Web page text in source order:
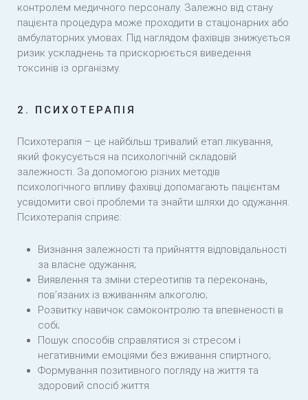
контролем медичного персоналу. Залежно від стану
пацієнта процедура може проходити в стаціонарних або
амбулаторних умовах. Під наглядом фахівців знижується
ризик ускладнень та прискорюється виведення
токсинів із організму.
2. ПСИХОТЕРАПІЯ
Психотерапія – це найбільш тривалий етап лікування,
який фокусується на психологічній складовій
залежності. За допомогою різних методів
психологічного впливу фахівці допомагають пацієнтам
усвідомити свої проблеми та знайти шляхи до одужання.
Психотерапія сприяє:
Визнання залежності та прийняття відповідальності
за власне одужання;
Виявлення та зміни стереотипів та переконань,
пов’язаних із вживанням алкоголю;
Розвитку навичок самоконтролю та впевненості в
собі;
Пошук способів справлятися зі стресом і
негативними емоціями без вживання спиртного;
Формування позитивного погляду на життя та
здоровий спосіб життя.